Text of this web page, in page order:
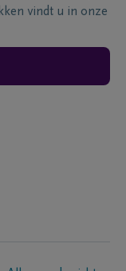
vindt u in onze